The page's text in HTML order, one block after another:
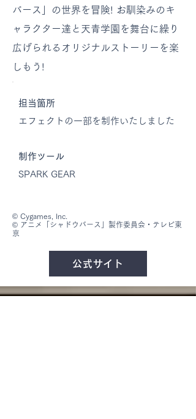
バース」の世界を冒険! お馴染みのキ
ャラクター達と天青学園を舞台に繰り
広げられるオリジナルストーリーを楽
しもう!
担当箇所
エフェクトの一部を制作いたしました
​制作ツール
SPARK GEAR
© Cygames, Inc.
© アニメ「シャドウバース」製作委員会・テレビ東
京
公式サイト